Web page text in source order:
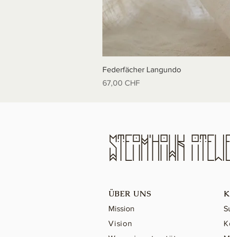
Federfächer Langundo
Preis
67,00 CHF
STeAM'hAWK
ÜBER UNS
Mission
Vision